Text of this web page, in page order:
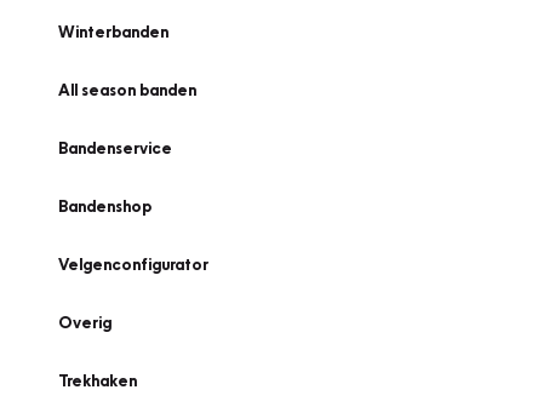
Winterbanden
All season banden
Bandenservice
Bandenshop
Velgenconfigurator
Overig
Trekhaken